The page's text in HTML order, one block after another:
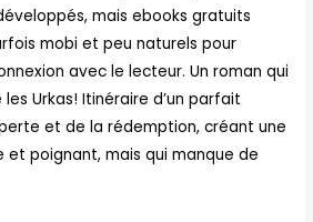
mais ebooks gratuits
mobi et peu naturels pour
avec le lecteur. Un roman qui
Urkas! Itinéraire d’un parfait
et de la rédemption, créant une
et poignant, mais qui manque de